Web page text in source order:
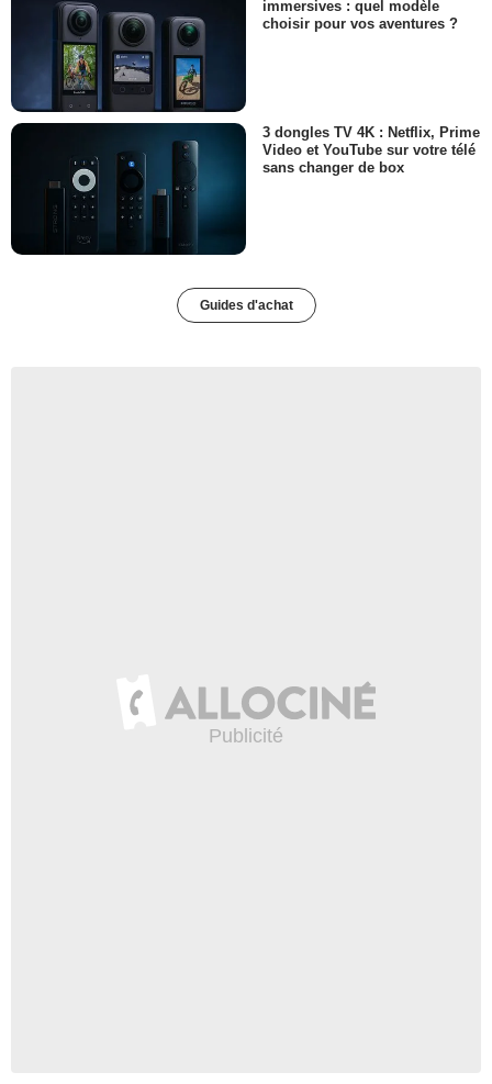
immersives : quel modèle
choisir pour vos aventures ?
3 dongles TV 4K : Netflix, Prime
Video et YouTube sur votre télé
sans changer de box
Guides d'achat